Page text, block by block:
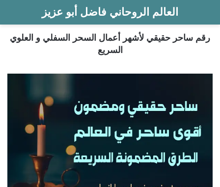
العالم الروحاني فاضل أبو عزيز
رقم ساحر حقيقي لأشهر أعمال السحر السفلي و العلوي
السريع